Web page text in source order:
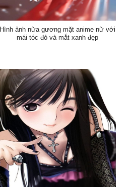
Hình ảnh nữa gương mặt anime nữ với
mái tóc đỏ và mắt xanh đẹp